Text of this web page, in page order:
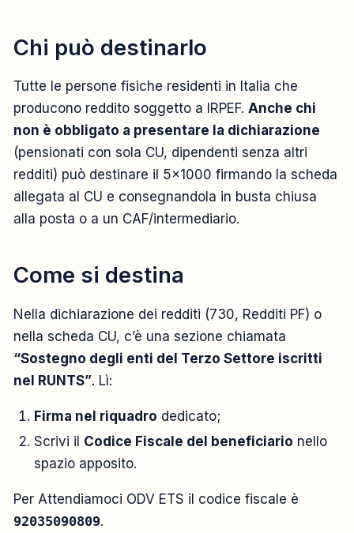
Chi può destinarlo
Tutte le persone fisiche residenti in Italia che
producono reddito soggetto a IRPEF. Anche chi
non è obbligato a presentare la dichiarazione
(pensionati con sola CU, dipendenti senza altri
redditi) può destinare il 5×1000 firmando la scheda
allegata al CU e consegnandola in busta chiusa
alla posta o a un CAF/intermediario.
Come si destina
Nella dichiarazione dei redditi (730, Redditi PF) o
nella scheda CU, c’è una sezione chiamata
“Sostegno degli enti del Terzo Settore iscritti
nel RUNTS”. Lì:
Firma nel riquadro dedicato;
Scrivi il Codice Fiscale del beneficiario nello
spazio apposito.
Per Attendiamoci ODV ETS il codice fiscale è
92035090809.